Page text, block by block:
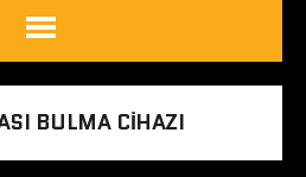
BULMA CIHAZI